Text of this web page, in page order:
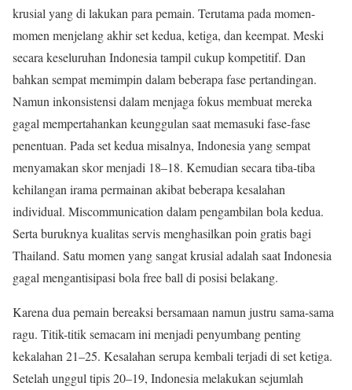
krusial yang di lakukan para pemain. Terutama pada momen-
momen menjelang akhir set kedua, ketiga, dan keempat. Meski
secara keseluruhan Indonesia tampil cukup kompetitif. Dan
bahkan sempat memimpin dalam beberapa fase pertandingan.
Namun inkonsistensi dalam menjaga fokus membuat mereka
gagal mempertahankan keunggulan saat memasuki fase-fase
penentuan. Pada set kedua misalnya, Indonesia yang sempat
menyamakan skor menjadi 18–18. Kemudian secara tiba-tiba
kehilangan irama permainan akibat beberapa kesalahan
individual. Miscommunication dalam pengambilan bola kedua.
Serta buruknya kualitas servis menghasilkan poin gratis bagi
Thailand. Satu momen yang sangat krusial adalah saat Indonesia
gagal mengantisipasi bola free ball di posisi belakang.
Karena dua pemain bereaksi bersamaan namun justru sama-sama
ragu. Titik-titik semacam ini menjadi penyumbang penting
kekalahan 21–25. Kesalahan serupa kembali terjadi di set ketiga.
Setelah unggul tipis 20–19, Indonesia melakukan sejumlah